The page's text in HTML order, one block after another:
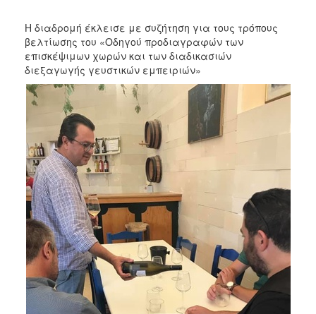
Η διαδρομή έκλεισε με συζήτηση για τους τρόπους
βελτίωσης του «Οδηγού προδιαγραφών των
επισκέψιμων χωρών και των διαδικασιών
διεξαγωγής γευστικών εμπειριών»